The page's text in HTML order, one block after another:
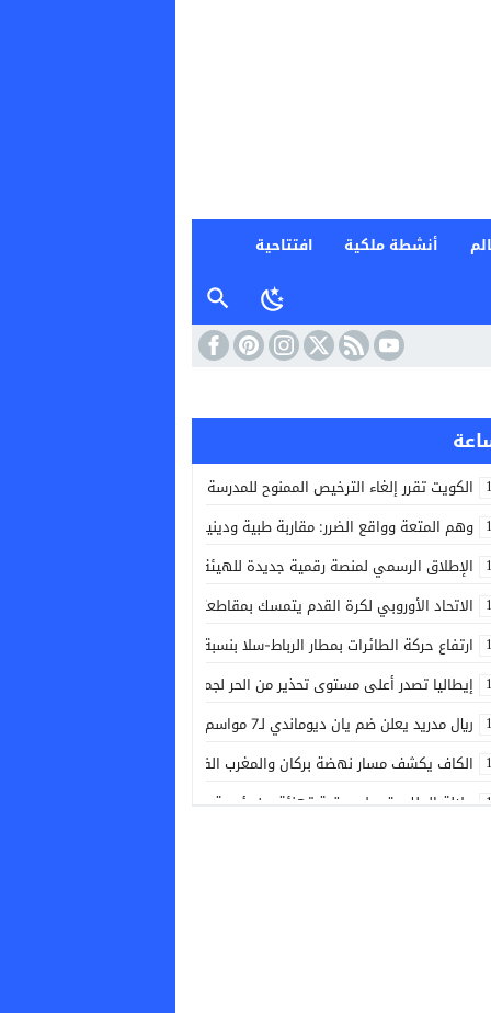
أنشطة ملكية افتتاحية
الكويت تقرر إلغاء الترخيص الممنوح للمدرسة الإيرانية الخاصة في البلاد
وهم المتعة وواقع الضرر: مقاربة طبية ودينية للممارسة الخلفية
الإطلاق الرسمي لمنصة رقمية جديدة للهيئة الوطنية للطبيبات والأطباء
الاتحاد الأوروبي لكرة القدم يتمسك بمقاطعته بطولات كأس العالم
ارتفاع حركة الطائرات بمطار الرباط-سلا بنسبة 17.13% حتى نهاية يونيو
إيطاليا تصدر أعلى مستوى تحذير من الحر لجميع مدنها
ريال مدريد يعلن ضم يان ديوماندي لـ7 مواسم قادما من لايبزيغ
الكاف يكشف مسار نهضة بركان والمغرب الفاسي في الأدوار التمهيدية
جلالة الملك يتوصل ببرقية تهنئة من رئيسة جمهورية بلغاريا بمناسبة عيد